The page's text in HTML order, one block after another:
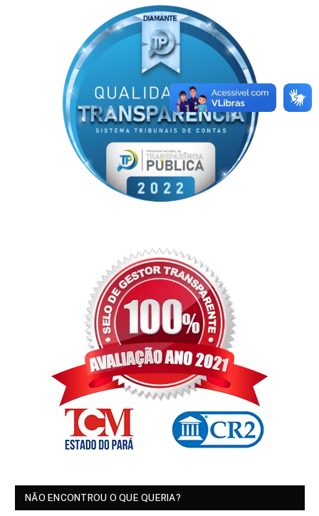
NÃO ENCONTROU O QUE QUERIA?